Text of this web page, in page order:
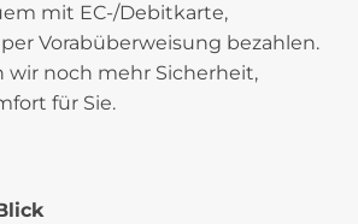
mit EC-/Debitkarte,
Vorabüberweisung bezahlen.
wir noch mehr Sicherheit,
für Sie.